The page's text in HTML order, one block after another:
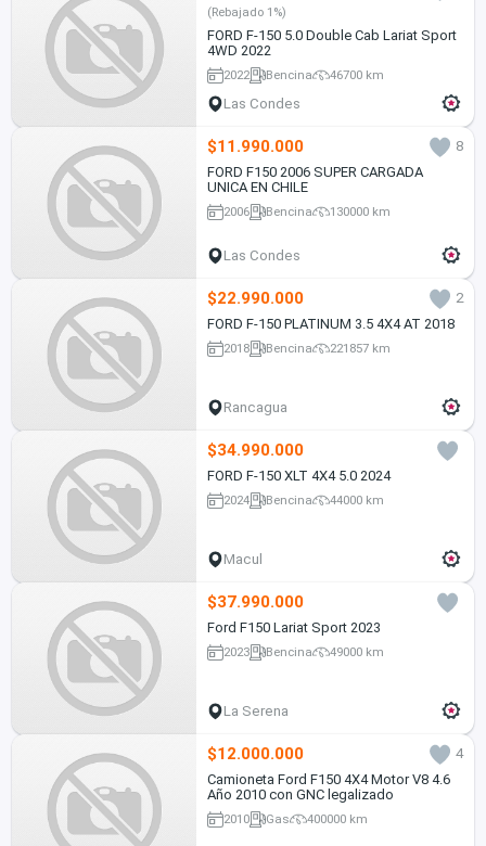
(Rebajado 1%)
FORD F-150 5.0 Double Cab Lariat Sport
4WD 2022
2022 Bencina 46700 km
Las Condes
$11.990.000
8
FORD F150 2006 SUPER CARGADA
UNICA EN CHILE
2006 Bencina 130000 km
Las Condes
$22.990.000
2
FORD F-150 PLATINUM 3.5 4X4 AT 2018
2018 Bencina 221857 km
Rancagua
$34.990.000
FORD F-150 XLT 4X4 5.0 2024
2024 Bencina 44000 km
Macul
$37.990.000
Ford F150 Lariat Sport 2023
2023 Bencina 49000 km
La Serena
$12.000.000
4
Camioneta Ford F150 4X4 Motor V8 4.6
Año 2010 con GNC legalizado
2010 Gas 400000 km